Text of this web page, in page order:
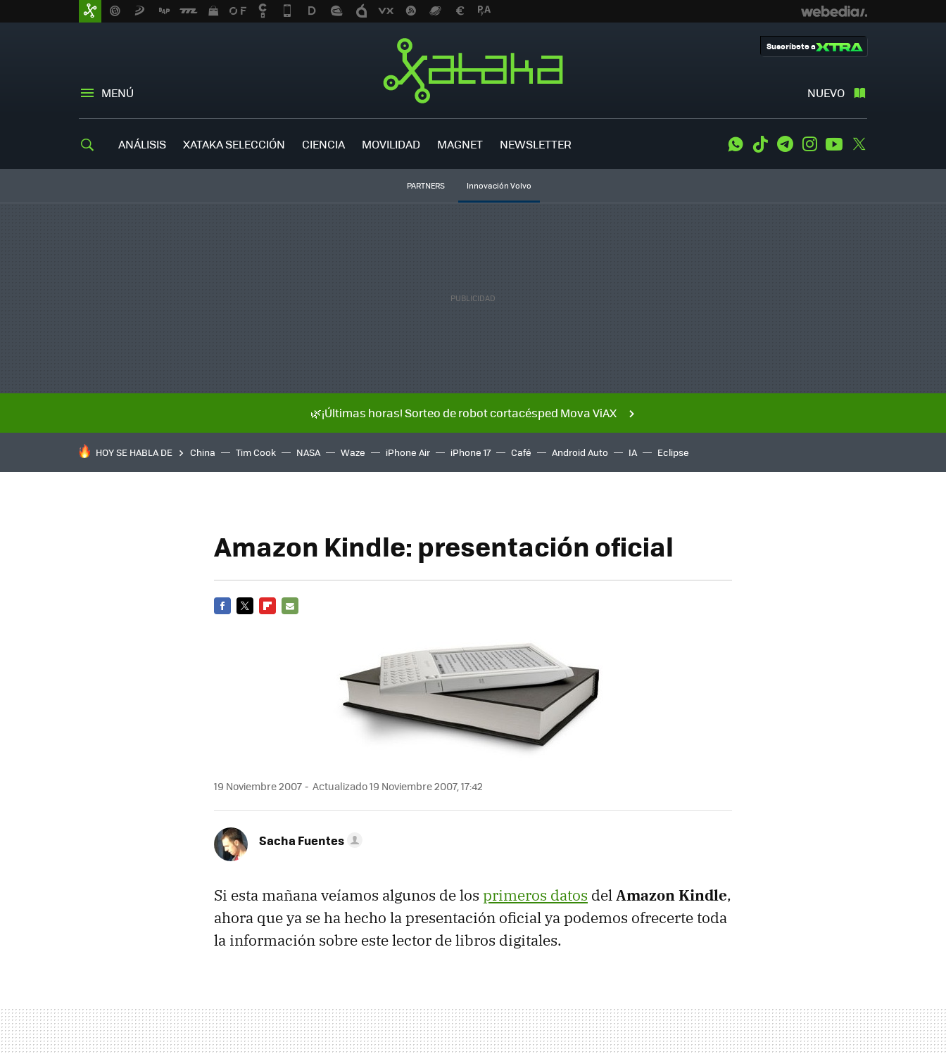
MENÚ NUEVO
Suscríbete a
ANÁLISIS XATAKA SELECCIÓN CIENCIA MOVILIDAD MAGNET NEWSLETTER WhatsApp
Tiktok TelegramInstagramYoutube
PARTNERS Innovación Volvo
🌿¡Últimas horas! Sorteo de robot cortacésped Mova ViAX
HOY SE HABLA DE China Tim Cook NASA Waze iPhone Air iPhone 17 Café Android Auto IA Eclipse
Amazon Kindle: presentación oficial
19 Noviembre 2007 Actualizado 19 Noviembre 2007, 17:42
Sacha Fuentes
Si esta mañana veíamos algunos de los primeros datos delAmazon Kindle,
ahora que ya se ha hecho la presentación oficial ya podemos ofrecerte toda
la información sobre este lector de libros digitales.